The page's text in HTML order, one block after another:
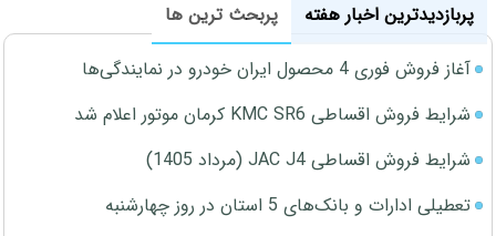
پربازدیدترین اخبار هفته
پربحث ترین ها
آغاز فروش فوری 4 محصول ایران خودرو در نمایندگی‌ها
شرایط فروش اقساطی KMC SR6 کرمان موتور اعلام شد
شرایط فروش اقساطی JAC J4 (مرداد 1405)
تعطیلی ادارات و بانک‌های 5 استان در روز چهارشنبه